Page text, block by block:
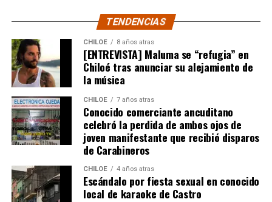
historia de Chile.
Desde entonces, el árbol no ha sido ajeno a la
accidentada gestión del que una vez fuera un niño que
trepaba sus ramas para admirar el canal de Beagle. Una
la zona debieron apagar un incendio intencional que
alguien, con clara intención política, había iniciado por
la noche.
El ciprés de la Avenida Colón está, sin duda, ligado a la
historia de Gabriel Boric, pero ahora, indefectiblemente,
lo está también al devenir político de Chile.
TENDENCIAS
CHILOE 8 años atras
[ENTREVISTA] Maluma se “refugia” en
Chiloé tras anunciar su alejamiento de
la música
CHILOE 7 años atras
Conocido comerciante ancuditano
celebró la perdida de ambos ojos de
joven manifestante que recibió disparos
de Carabineros
CHILOE 4 años atras
Escándalo por fiesta sexual en conocido
local de karaoke de Castro